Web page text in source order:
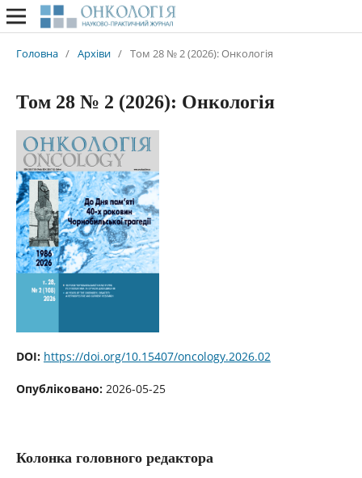
Головна / Архіви / Том 28 № 2 (2026): Онкологія
Том 28 № 2 (2026): Онкологія
DOI: https://doi.org/10.15407/oncology.2026.02
Опубліковано: 2026-05-25
Колонка головного редактора